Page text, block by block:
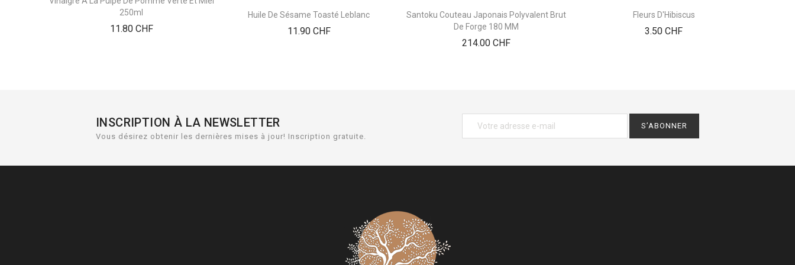
250ml
11.80 CHFPrix
Huile De Sésame Toasté Leblanc
11.90 CHFPrix
Santoku Couteau Japonais Polyvalent Brut
De Forge 180 MM
214.00 CHFPrix
Fleurs D'Hibiscus
3.50 CHFPrix
INSCRIPTION À LA NEWSLETTER
Vous désirez obtenir les dernières mises à jour! Inscription gratuite.